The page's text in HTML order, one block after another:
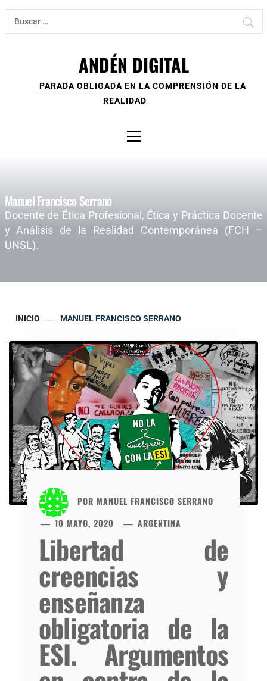
Ir
contenido
Buscar:
ANDÉN DIGITAL
PARADA OBLIGADA EN LA COMPRENSIÓN DE LA
REALIDAD
principal
Manuel Francisco Serrano
Docente de Ética Profesional, Ética y Práctica Docente
y Análisis de la Realidad Contemporánea (FCH –
UNSL).
INICIO MANUEL FRANCISCO SERRANO
POR MANUEL FRANCISCO SERRANO
10 MAYO, 2020
ARGENTINA
Libertad de
creencias y
enseñanza
obligatoria de la
ESI. Argumentos